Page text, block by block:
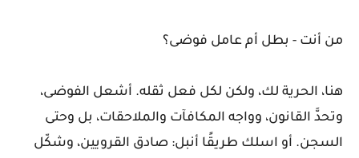
من أنت - بطل أم عامل فوضى؟
هنا، الحرية لك، ولكن لكل فعل ثقله. أشعل الفوضى،
وتحدَّ القانون، وواجه المكافآت والملاحقات، بل وحتى
السجن. أو اسلك طريقًا أنبل: صادق القرويين، وشكّل